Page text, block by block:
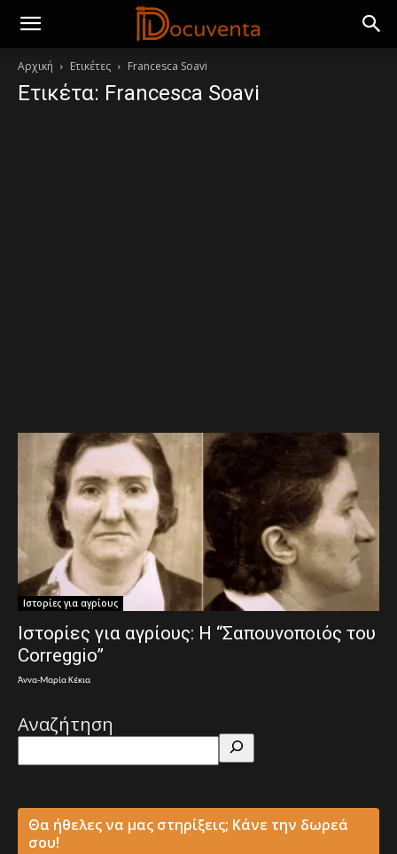
Αρχική Ετικέτες Francesca Soavi
Ετικέτα: Francesca Soavi
Ιστορίες για αγρίους
Ιστορίες για αγρίους: Η “Σαπουνοποιός του
Correggio”
Άννα-Μαρία Κέκια
Αναζήτηση
Θα ήθελες να μας στηρίξεις; Κάνε την δωρεά
σου!